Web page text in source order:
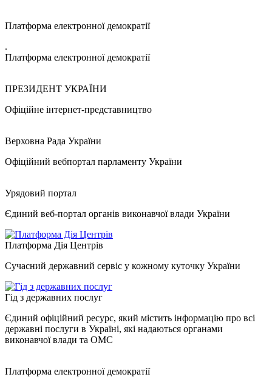
Платформа електронної демократії
.
Платформа електронної демократії
ПРЕЗИДЕНТ УКРАЇНИ
Офіційне інтернет-представництво
Верховна Рада України
Офіційний вебпортал парламенту України
Урядовий портал
Єдиний веб-портал органів виконавчої влади України
Платформа Дія Центрів
Сучасний державний сервіс у кожному куточку України
Гід з державних послуг
Єдиний офіційний ресурс, який містить інформацію про всі
державні послуги в Україні, які надаються органами
виконавчої влади та ОМС
Платформа електронної демократії